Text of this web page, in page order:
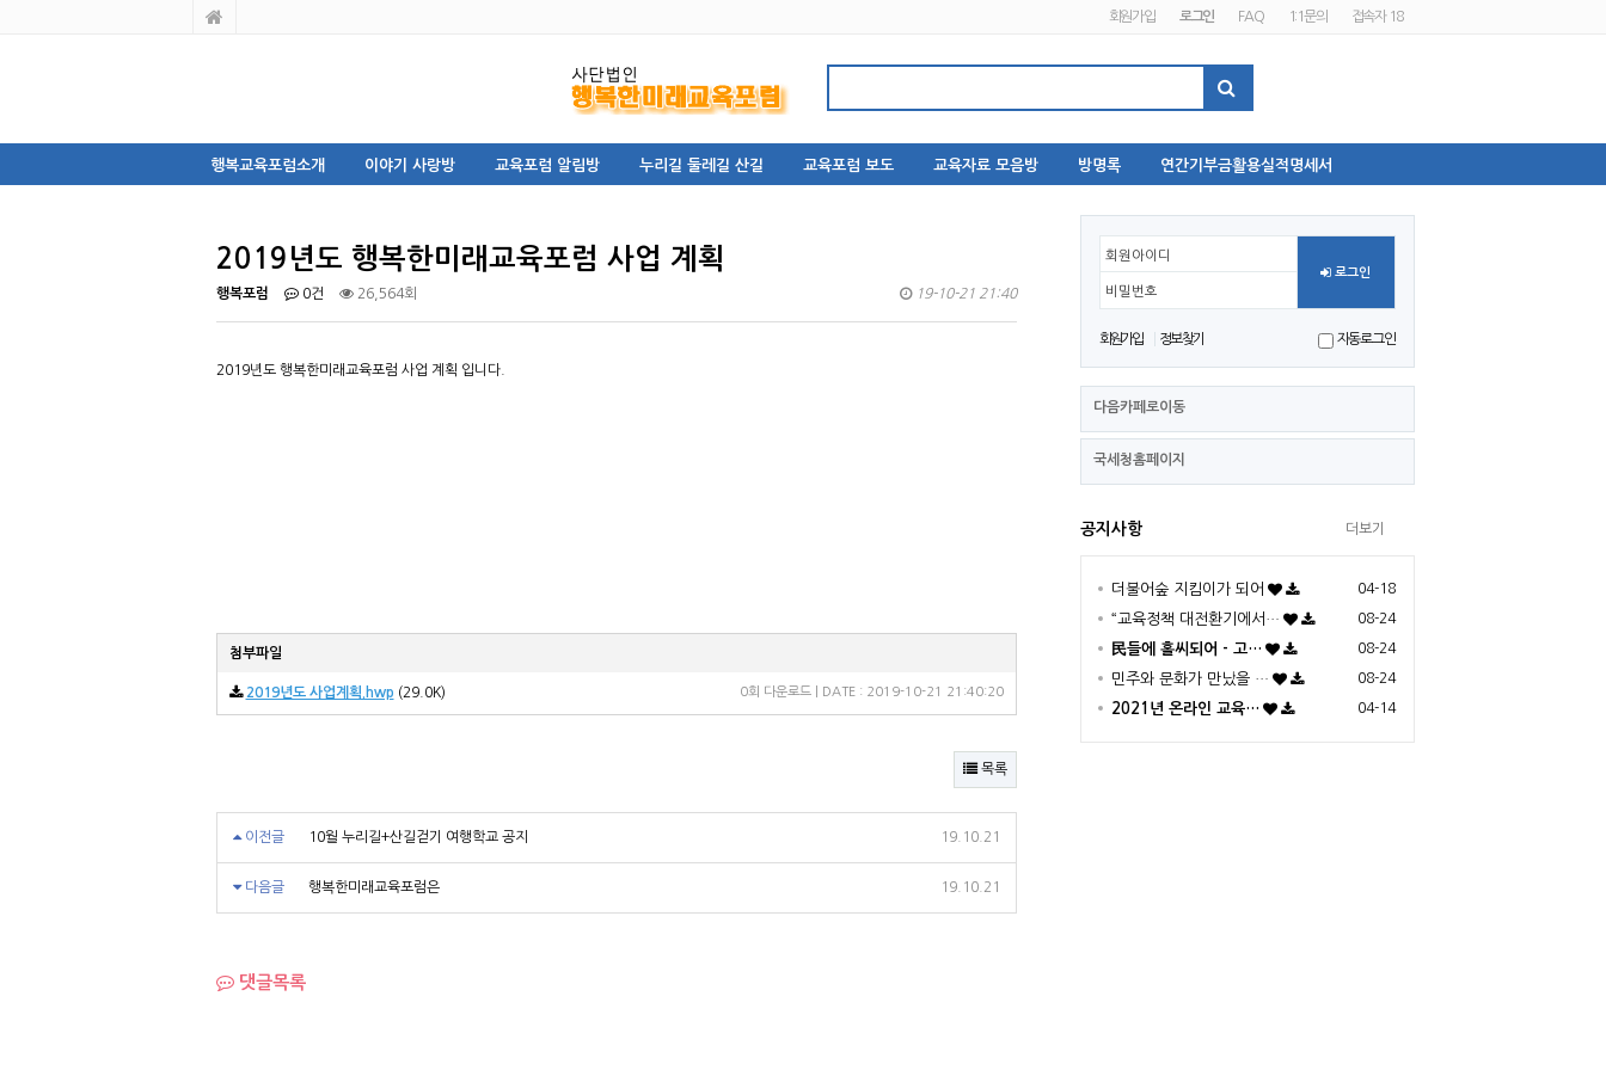
회원가입 로그인 FAQ 1:1문의 접속자 18
행복교육포럼소개 이야기 사랑방 교육포럼 알림방 누리길 둘레길 산길 교육포럼 보도 교육자료 모음방 방명록 연간기부금활용실적명세서
회원아이디
비밀번호
로그인
회원가입 정보찾기 자동로그인
다음카페로이동
국세청홈페이지
공지사항
더불어숲 지킴이가 되어 04-18
“교육정책 대전환기에서… 08-24
民들에 홀씨되어 - 고… 08-24
민주와 문화가 만났을 … 08-24
2021년 온라인 교육… 04-14
더보기
2019년도 행복한미래교육포럼 사업 계획
행복포럼 0건 26,564회 19-10-21 21:40
2019년도 행복한미래교육포럼 사업 계획 입니다.
첨부파일
2019년도 사업계획.hwp (29.0K) 0회 다운로드 | DATE : 2019-10-21 21:40:20
목록
이전글 10월 누리길+산길걷기 여행학교 공지 19.10.21
다음글 행복한미래교육포럼은 19.10.21
댓글목록